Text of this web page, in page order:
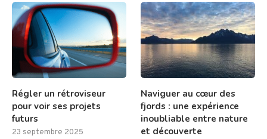
Régler un rétroviseur
pour voir ses projets
futurs
23 septembre 2025
Naviguer au cœur des
fjords : une expérience
inoubliable entre nature
et découverte